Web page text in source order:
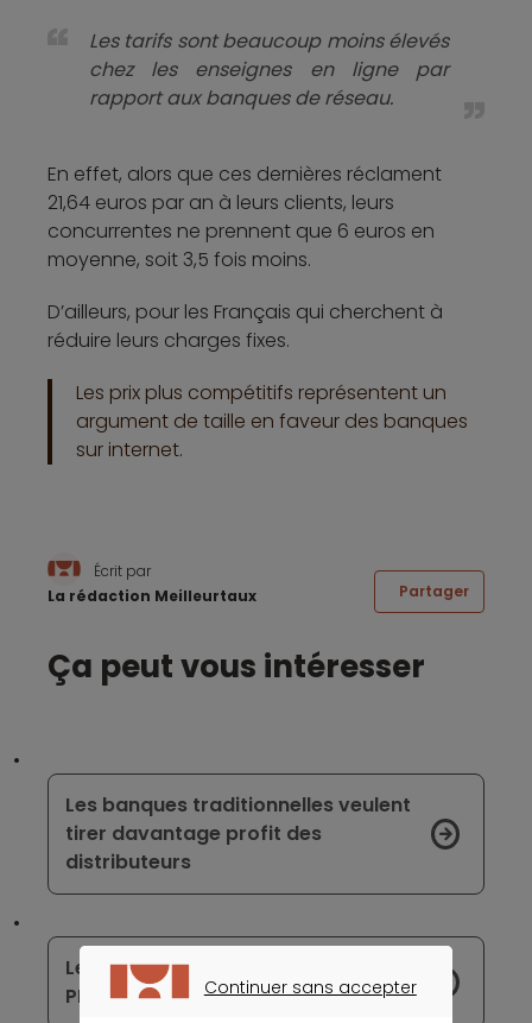
Les tarifs sont beaucoup moins élevés
chez les enseignes en ligne par
rapport aux banques de réseau.
En effet, alors que ces dernières réclament
21,64 euros par an à leurs clients, leurs
concurrentes ne prennent que 6 euros en
moyenne, soit 3,5 fois moins.
D’ailleurs, pour les Français qui cherchent à
réduire leurs charges fixes.
Les prix plus compétitifs représentent un
argument de taille en faveur des banques
sur internet.
Écrit par
La rédaction Meilleurtaux
Partager
Ça peut vous intéresser
Les banques traditionnelles veulent
tirer davantage profit des
distributeurs
Les frais portant sur les PEA et les
PEA-PME sont revus à la baisse
Continuer sans accepter